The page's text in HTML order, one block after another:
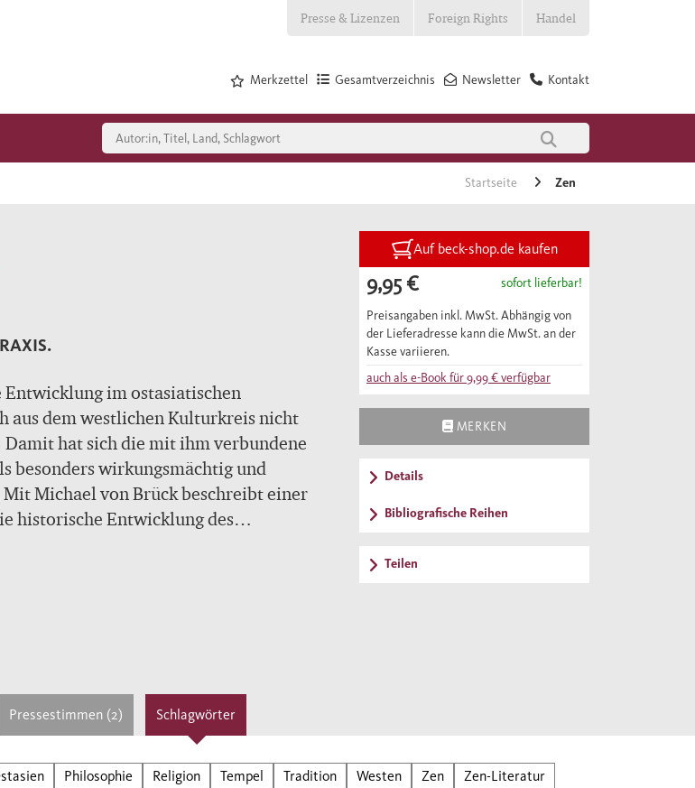
Presse & Lizenzen Foreign Rights Handel
Kontakt
Newsletter
Gesamtverzeichnis
Merkzettel
Startseite Zen
Entwicklung im ostasiatischen
aus dem westlichen Kulturkreis nicht
Damit hat sich die mit ihm verbundene
besonders wirkungsmächtig und
Michael von Brück beschreibt einer
historische Entwicklung des
erklärt seine wichtigsten Ziele und
Elemente seiner Meditationspraxis.
Auf beck-shop.de kaufen
9,95 € sofort lieferbar!
Preisangaben inkl. MwSt. Abhängig von
der Lieferadresse kann die MwSt. an der
Kasse variieren.
auch als e-Book für9,99 €verfügbar
MERKEN
Details
Bibliografische Reihen
Teilen
Pressestimmen (2) Schlagwörter
Philosophie Religion Tempel Tradition Westen Zen Zen-Literatur